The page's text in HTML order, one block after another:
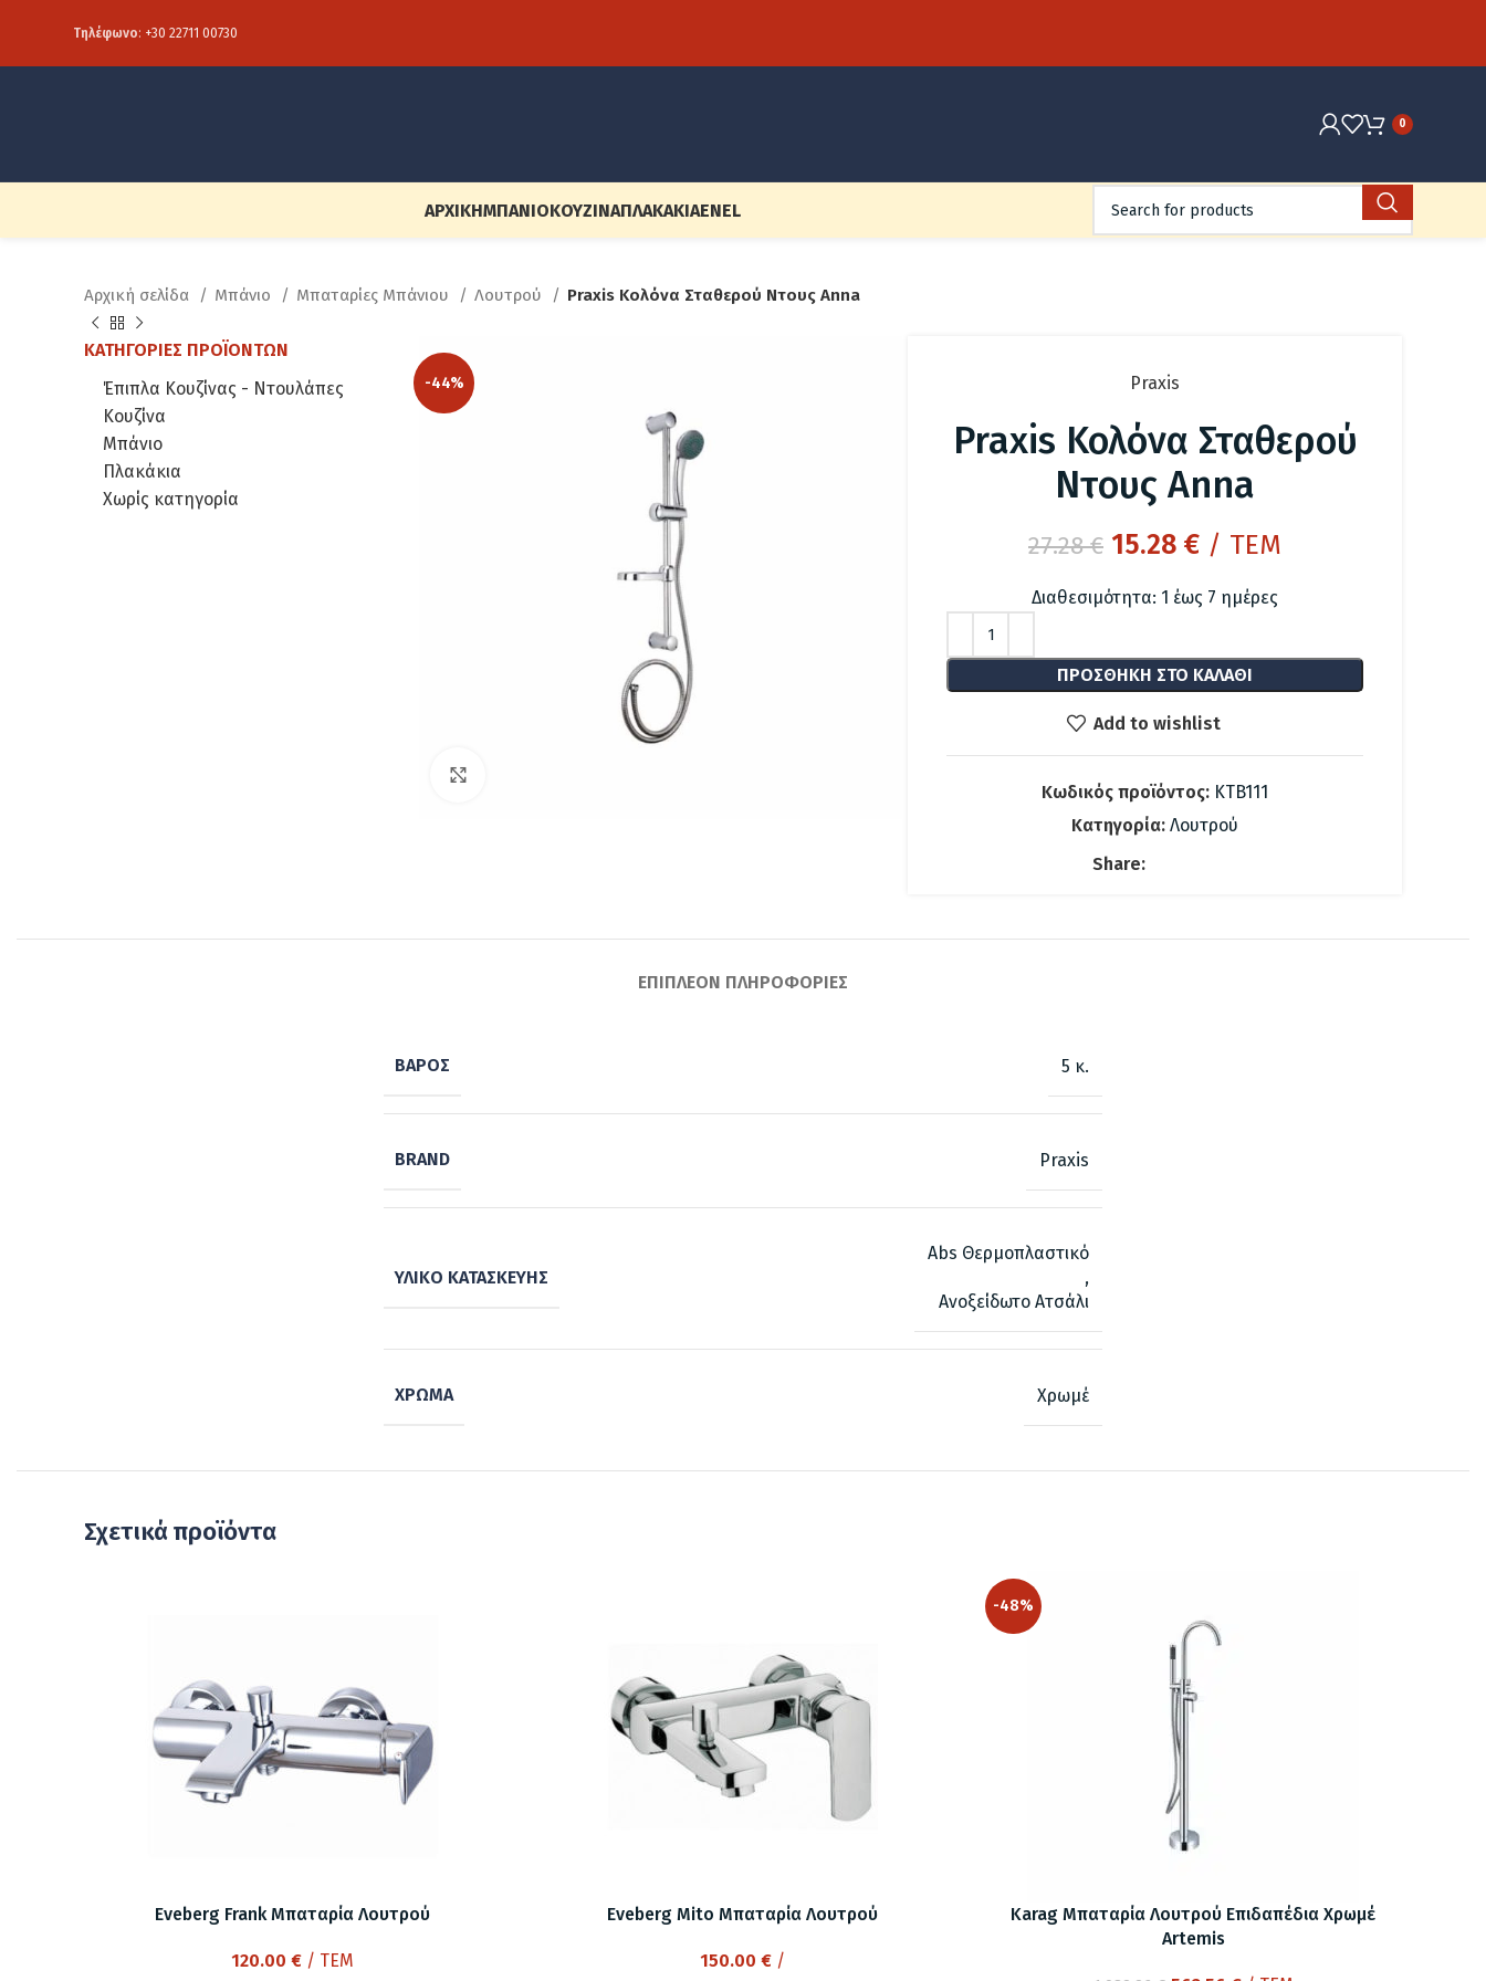
Τηλέφωνο: +30 22711 00730
0
ΑΡΧΙΚΉΜΠΆΝΙΟΚΟΥΖΊΝΑΠΛΑΚΆΚΙΑENEL
Αρχική σελίδα Μπάνιο Μπαταρίες Μπάνιου Λουτρού Praxis Κολόνα Σταθερού Ντους Anna
-44% Praxis
Praxis Κολόνα Σταθερού
Ντους Anna
27.28€ Original
was:
15.28 €Η
τιμή
15.28 €.
/ ΤΕΜ
Διαθεσιμότητα: 1 έως 7 ημέρες
ΠΡΟΣΘΉΚΗ ΣΤΟ ΚΑΛΆΘΙ
Add to wishlist
Κωδικός προϊόντος: KTB111
Κατηγορία: Λουτρού
Share:
ΚΑΤΗΓΟΡΊΕΣ ΠΡΟΪΌΝΤΩΝ
Έπιπλα Κουζίνας - Ντουλάπες
Κουζίνα
Μπάνιο
Πλακάκια
Χωρίς κατηγορία
ΕΠΙΠΛΈΟΝ ΠΛΗΡΟΦΟΡΊΕΣ
ΒΆΡΟΣ 5 κ.
BRAND Praxis
ΥΛΙΚΌ ΚΑΤΑΣΚΕΥΉΣ
Abs Θερμοπλαστικό
,
Ανοξείδωτο Ατσάλι
ΧΡΏΜΑ Χρωμέ
Σχετικά προϊόντα
Eveberg Frank Μπαταρία Λουτρού
120.00€ / ΤΕΜ
Eveberg Mito Μπαταρία Λουτρού
150.00€ /
-48%
Karag Μπαταρία Λουτρού Επιδαπέδια Χρωμέ
Artemis